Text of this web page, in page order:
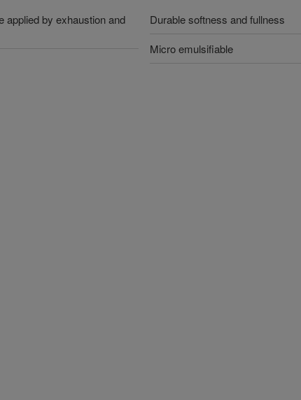
applied by exhaustion and
Durable softness and fullness
Micro emulsifiable